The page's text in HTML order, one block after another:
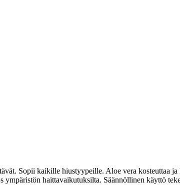
Sopii kaikille hiustyypeille. Aloe vera kosteuttaa
haittavaikutuksilta. Säännöllinen käyttö